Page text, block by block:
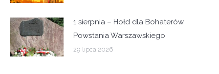
1 sierpnia – Hołd dla Bohaterów
Powstania Warszawskiego
29 lipca 2026